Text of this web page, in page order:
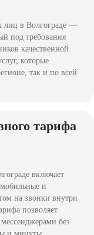
лиц в Волгограде —
под требования
качественной
которые
так и по всей
тарифа
включает
и
на звонки внутри
позволяет
без